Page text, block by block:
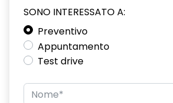
SONO INTERESSATO A:
Preventivo
Appuntamento
Test drive